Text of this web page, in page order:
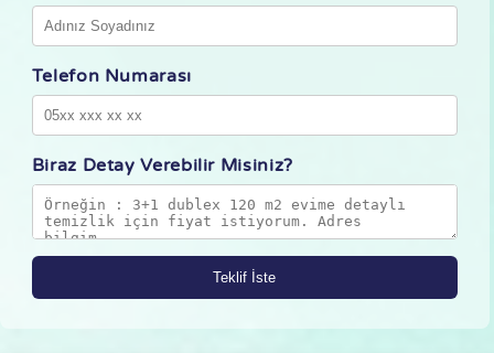
Telefon Numarası
Biraz Detay Verebilir Misiniz?